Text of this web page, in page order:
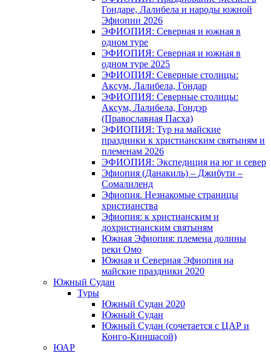
Гондаре, Лалибела и народы южной
Эфиопии 2026
ЭФИОПИЯ: Северная и южная в
одном туре
ЭФИОПИЯ: Северная и южная в
одном туре 2025
ЭФИОПИЯ: Северные столицы:
Аксум, Лалибела, Гондар
ЭФИОПИЯ: Северные столицы:
Аксум, Лалибела, Гондэр
(Православная Пасха)
ЭФИОПИЯ: Тур на майские
праздники к христианским святыням и
племенам 2026
ЭФИОПИЯ: Экспедиция на юг и север
Эфиопия (Данакиль) – Джибути –
Cомалиленд
Эфиопия. Незнакомые страницы
христианства
Эфиопия: к христианским и
дохристианским святыням
Южная Эфиопия: племена долины
реки Омо
Южная и Северная Эфиопия на
майские праздники 2020
Южный Судан
Туры
Южный Cудан 2020
Южный Cудан
Южный Судан (сочетается с ЦАР и
Конго-Киншасой)
ЮАР